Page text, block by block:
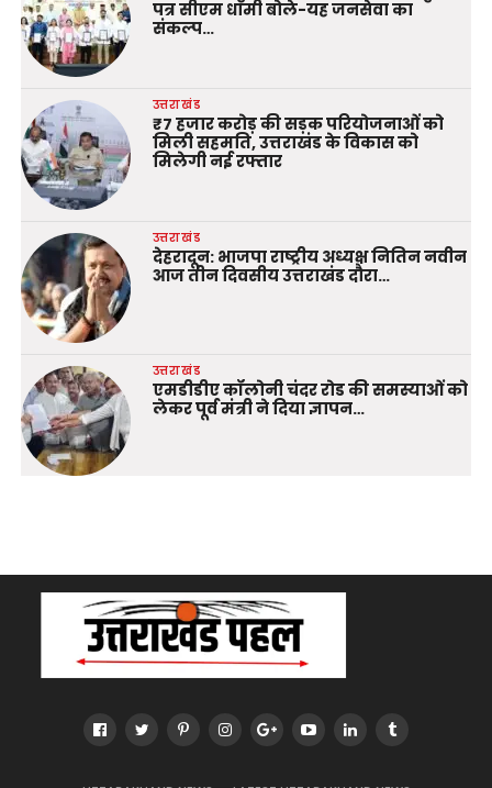
पत्र सीएम धामी बोले-यह जनसेवा का
संकल्प…
उत्तराखंड
₹7 हजार करोड़ की सड़क परियोजनाओं को
मिली सहमति, उत्तराखंड के विकास को
मिलेगी नई रफ्तार
उत्तराखंड
देहरादून: भाजपा राष्ट्रीय अध्यक्ष नितिन नवीन
आज तीन दिवसीय उत्तराखंड दौरा…
उत्तराखंड
एमडीडीए कॉलोनी चंदर रोड की समस्याओं को
लेकर पूर्व मंत्री ने दिया ज्ञापन…